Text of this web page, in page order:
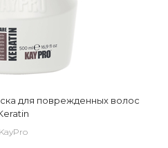
для поврежденных волос
KayPro